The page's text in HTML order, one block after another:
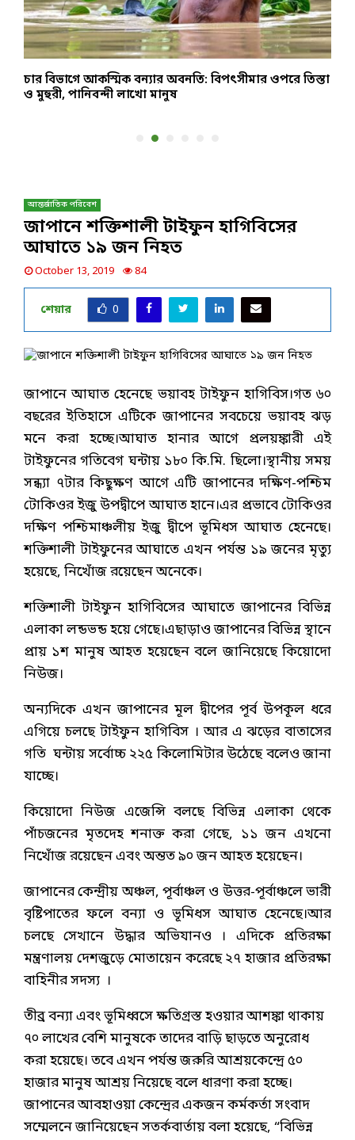
চার বিভাগে আকস্মিক বন্যার অবনতি: বিপৎসীমার ওপরে তিস্তা
ও মুহুরী, পানিবন্দী লাখো মানুষ
আন্তর্জাতিক পরিবেশ
জাপানে শক্তিশালী টাইফুন হাগিবিসের
আঘাতে ১৯ জন নিহত
October 13, 2019 84
শেয়ার 0
জাপানে আঘাত হেনেছে ভয়াবহ টাইফুন হাগিবিস।গত ৬০
বছরের ইতিহাসে এটিকে জাপানের সবচেয়ে ভয়াবহ ঝড়
মনে করা হচ্ছে।আঘাত হানার আগে প্রলয়ঙ্কারী এই
টাইফুনের গতিবেগ ঘন্টায় ১৮০ কি.মি. ছিলো।স্থানীয় সময়
সন্ধ্যা ৭টার কিছুক্ষণ আগে এটি জাপানের দক্ষিণ-পশ্চিম
টোকিওর ইজু উপদ্বীপে আঘাত হানে।এর প্রভাবে টোকিওর
দক্ষিণ পশ্চিমাঞ্চলীয় ইজু দ্বীপে ভূমিধস আঘাত হেনেছে।
শক্তিশালী টাইফুনের আঘাতে এখন পর্যন্ত ১৯ জনের মৃত্যু
হয়েছে, নিখোঁজ রয়েছেন অনেকে।
শক্তিশালী টাইফুন হাগিবিসের আঘাতে জাপানের বিভিন্ন
এলাকা লন্ডভন্ড হয়ে গেছে।এছাড়াও জাপানের বিভিন্ন স্থানে
প্রায় ১শ মানুষ আহত হয়েছেন বলে জানিয়েছে কিয়োদো
নিউজ।
অন্যদিকে এখন জাপানের মূল দ্বীপের পূর্ব উপকূল ধরে
এগিয়ে চলছে টাইফুন হাগিবিস । আর এ ঝড়ের বাতাসের
গতি ঘন্টায় সর্বোচ্চ ২২৫ কিলোমিটার উঠেছে বলেও জানা
যাচ্ছে।
কিয়োদো নিউজ এজেন্সি বলছে বিভিন্ন এলাকা থেকে
পাঁচজনের মৃতদেহ শনাক্ত করা গেছে, ১১ জন এখনো
নিখোঁজ রয়েছেন এবং অন্তত ৯০ জন আহত হয়েছেন।
জাপানের কেন্দ্রীয় অঞ্চল, পূর্বাঞ্চল ও উত্তর-পূর্বাঞ্চলে ভারী
বৃষ্টিপাতের ফলে বন্যা ও ভূমিধস আঘাত হেনেছে।আর
চলছে সেখানে উদ্ধার অভিযানও । এদিকে প্রতিরক্ষা
মন্ত্রণালয় দেশজুড়ে মোতায়েন করেছে ২৭ হাজার প্রতিরক্ষা
বাহিনীর সদস্য ।
তীব্র বন্যা এবং ভূমিধ্বসে ক্ষতিগ্রস্ত হওয়ার আশঙ্কা থাকায়
৭০ লাখের বেশি মানুষকে তাদের বাড়ি ছাড়তে অনুরোধ
করা হয়েছে। তবে এখন পর্যন্ত জরুরি আশ্রয়কেন্দ্রে ৫০
হাজার মানুষ আশ্রয় নিয়েছে বলে ধারণা করা হচ্ছে।
জাপানের আবহাওয়া কেন্দ্রের একজন কর্মকর্তা সংবাদ
সম্মেলনে জানিয়েছেন সতর্কবার্তায় বলা হয়েছে, “বিভিন্ন